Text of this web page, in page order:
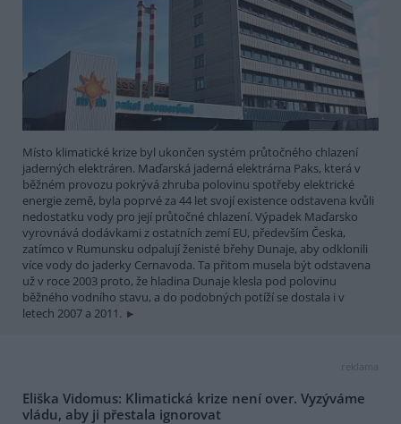
Místo klimatické krize byl ukončen systém průtočného chlazení
jaderných elektráren. Maďarská jaderná elektrárna Paks, která v
běžném provozu pokrývá zhruba polovinu spotřeby elektrické
energie země, byla poprvé za 44 let svojí existence odstavena kvůli
nedostatku vody pro její průtočné chlazení. Výpadek Maďarsko
vyrovnává dodávkami z ostatních zemí EU, především Česka,
zatímco v Rumunsku odpalují ženisté břehy Dunaje, aby odklonili
více vody do jaderky Cernavoda. Ta přitom musela být odstavena
už v roce 2003 proto, že hladina Dunaje klesla pod polovinu
běžného vodního stavu, a do podobných potíží se dostala i v
letech 2007 a 2011.
reklama
Eliška Vidomus: Klimatická krize není over. Vyzýváme
vládu, aby ji přestala ignorovat